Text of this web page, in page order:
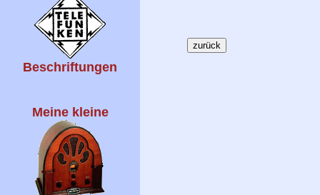
Beschriftungen
Meine kleine